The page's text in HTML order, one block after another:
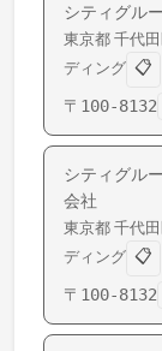
シティグル
東京都 千代
ディング 📋
〒 100-8132
シティグル
会社
東京都 千代
ディング 📋
〒 100-8132